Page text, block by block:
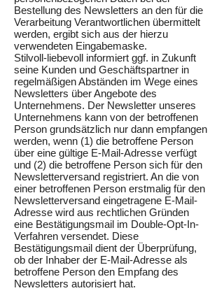
Bestellung des Newsletters an den für die
Verarbeitung Verantwortlichen übermittelt
werden, ergibt sich aus der hierzu
verwendeten Eingabemaske.
Stilvoll-liebevoll informiert ggf. in Zukunft
seine Kunden und Geschäftspartner in
regelmäßigen Abständen im Wege eines
Newsletters über Angebote des
Unternehmens. Der Newsletter unseres
Unternehmens kann von der betroffenen
Person grundsätzlich nur dann empfangen
werden, wenn (1) die betroffene Person
über eine gültige E-Mail-Adresse verfügt
und (2) die betroffene Person sich für den
Newsletterversand registriert. An die von
einer betroffenen Person erstmalig für den
Newsletterversand eingetragene E-Mail-
Adresse wird aus rechtlichen Gründen
eine Bestätigungsmail im Double-Opt-In-
Verfahren versendet. Diese
Bestätigungsmail dient der Überprüfung,
ob der Inhaber der E-Mail-Adresse als
betroffene Person den Empfang des
Newsletters autorisiert hat.